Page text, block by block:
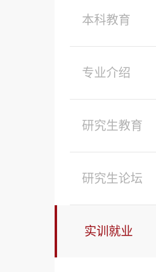
本科教育
专业介绍
研究生教育
研究生论坛
实训就业